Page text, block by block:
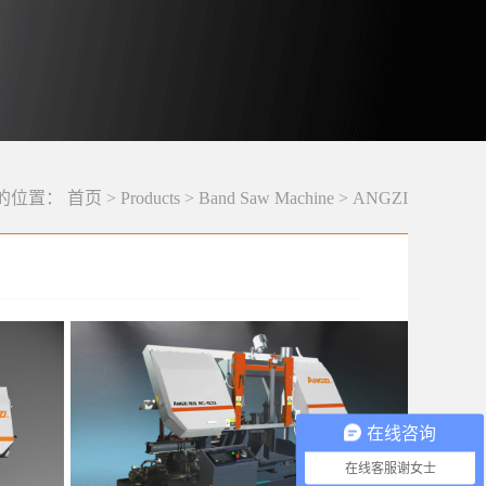
位置： 首页 > Products > Band Saw Machine > ANGZI
在线咨询
在线客服谢女士